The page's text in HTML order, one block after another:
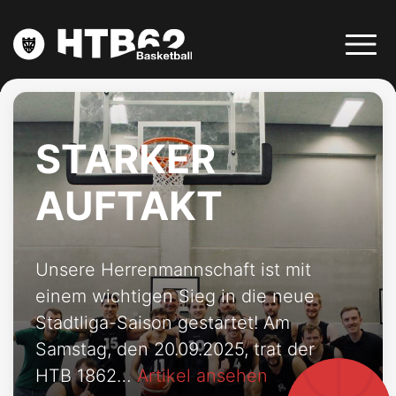
AUF ZUM PROBETRAINING
DEIN BASKETBALLVEREIN
NEWS & MEDIA
TEAMS
STARKER
AUFTAKT
Unsere Herrenmannschaft ist mit
einem wichtigen Sieg in die neue
Stadtliga-Saison gestartet! Am
Samstag, den 20.09.2025, trat der
HTB 1862…Artikel ansehen